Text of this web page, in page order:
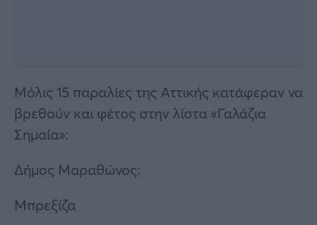
Μόλις 15 παραλίες της Αττικής κατάφεραν να
βρεθούν και φέτος στην λίστα «Γαλάζια
Σημαία»:
Δήμος Μαραθώνος:
Μπρεξίζα